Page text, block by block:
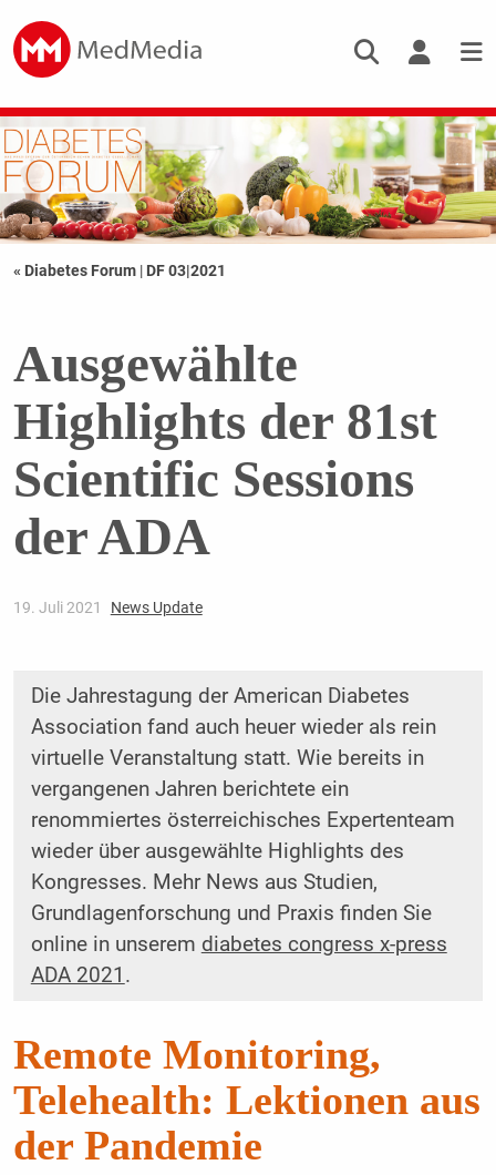
« Diabetes Forum | DF 03|2021
Ausgewählte
Highlights der 81st
Scientific Sessions
der ADA
19. Juli 2021 News Update
Die Jahrestagung der American Diabetes
Association fand auch heuer wieder als rein
virtuelle Veranstaltung statt. Wie bereits in
vergangenen Jahren berichtete ein
renommiertes österreichisches Expertenteam
wieder über ausgewählte Highlights des
Kongresses. Mehr News aus Studien,
Grundlagenforschung und Praxis finden Sie
online in unserem diabetes congress x-press
ADA 2021 .
Remote Monitoring,
Telehealth: Lektionen aus
der Pandemie